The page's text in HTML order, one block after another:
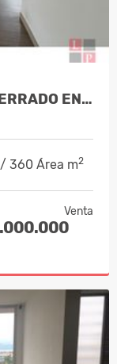
VENTA CASA EN CONJUNTO CERRADO EN EL…
360 Área m2
Venta